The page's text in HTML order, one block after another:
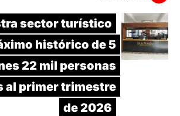
sector turístico
histórico de 5
22 mil personas
al primer trimestre
de 2026